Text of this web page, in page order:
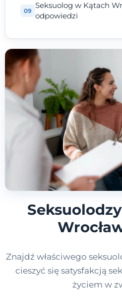
Seksuolog w Kątach
odpowiedzi
Znajdź właściwego
cieszyć się satysfakcją
życiem w